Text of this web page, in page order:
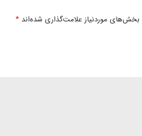
بخش‌های موردنیاز علامت‌گذاری شده‌اند *